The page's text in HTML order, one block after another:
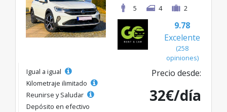
5
4 2
9.78
Excelente
(258
opiniones)
Igual a igual
Kilometraje ilimitado
Reunirse y Saludar
Depósito en efectivo
Precio desde:
32€/día